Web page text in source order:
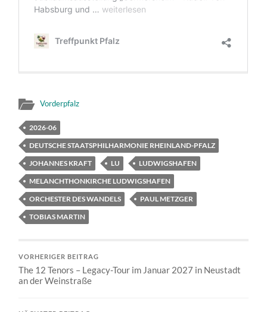
Vorderpfalz
2026-06
DEUTSCHE STAATSPHILHARMONIE RHEINLAND-PFALZ
JOHANNES KRAFT
LU
LUDWIGSHAFEN
MELANCHTHONKIRCHE LUDWIGSHAFEN
ORCHESTER DES WANDELS
PAUL METZGER
TOBIAS MARTIN
VORHERIGER BEITRAG
The 12 Tenors – Legacy-Tour im Januar 2027 in Neustadt
an der Weinstraße